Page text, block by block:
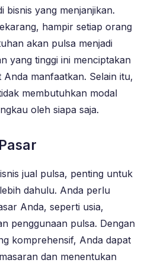
bisnis yang menjanjikan.
hampir setiap orang
akan pulsa menjadi
yang tinggi ini menciptakan
manfaatkan. Selain itu,
membutuhkan modal
oleh siapa saja.
jual pulsa, penting untuk
dahulu. Anda perlu
Anda, seperti usia,
penggunaan pulsa. Dengan
komprehensif, Anda dapat
dan menentukan